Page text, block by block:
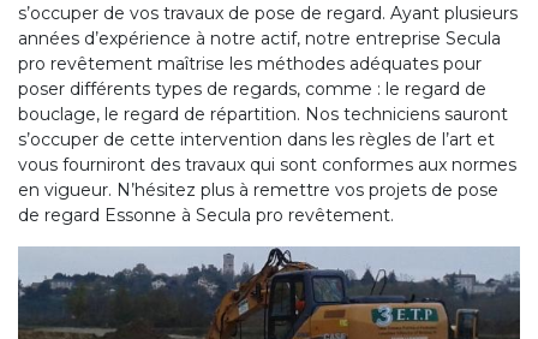
s’occuper de vos travaux de pose de regard. Ayant plusieurs
années d’expérience à notre actif, notre entreprise Secula
pro revêtement maîtrise les méthodes adéquates pour
poser différents types de regards, comme : le regard de
bouclage, le regard de répartition. Nos techniciens sauront
s’occuper de cette intervention dans les règles de l’art et
vous fourniront des travaux qui sont conformes aux normes
en vigueur. N’hésitez plus à remettre vos projets de pose
de regard Essonne à Secula pro revêtement.